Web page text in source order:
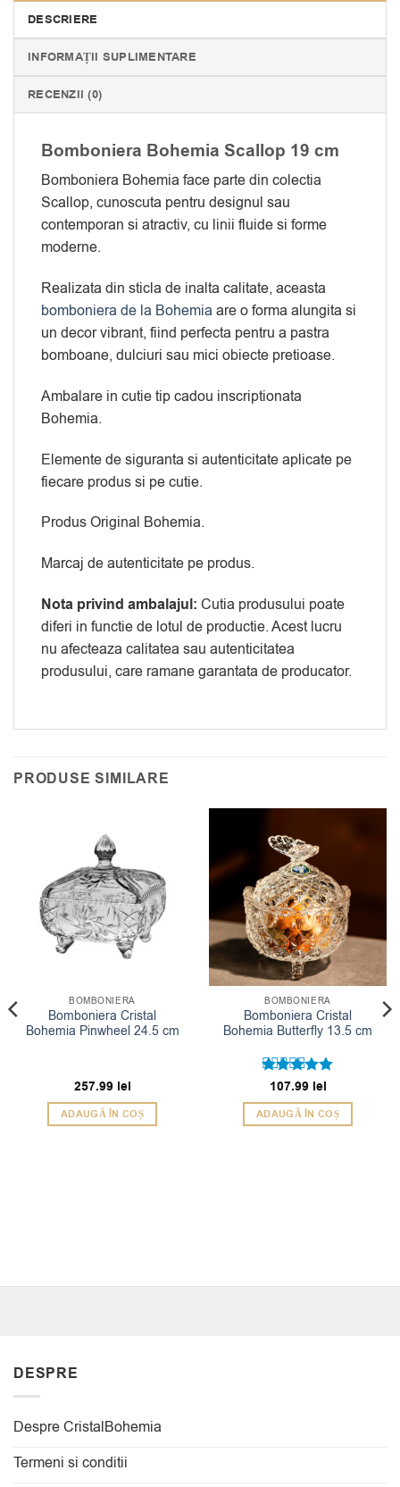
DESCRIERE
INFORMAȚII SUPLIMENTARE
RECENZII (0)
Bomboniera Bohemia Scallop 19 cm
Bomboniera Bohemia face parte din colectia
Scallop, cunoscuta pentru designul sau
contemporan si atractiv, cu linii fluide si forme
moderne.
Realizata din sticla de inalta calitate, aceasta
bomboniera de la Bohemia are o forma alungita si
un decor vibrant, fiind perfecta pentru a pastra
bomboane, dulciuri sau mici obiecte pretioase.
Ambalare in cutie tip cadou inscriptionata
Bohemia.
Elemente de siguranta si autenticitate aplicate pe
fiecare produs si pe cutie.
Produs Original Bohemia.
Marcaj de autenticitate pe produs.
Nota privind ambalajul: Cutia produsului poate
diferi in functie de lotul de productie. Acest lucru
nu afecteaza calitatea sau autenticitatea
produsului, care ramane garantata de producator.
PRODUSE SIMILARE
BOMBONIERA
Bomboniera Cristal
Bohemia Pinwheel 24.5 cm
257.99 lei
ADAUGĂ ÎN COȘ
BOMBONIERA
Bomboniera Cristal
Bohemia Butterfly 13.5 cm
Evaluat la
5din 5
107.99 lei
ADAUGĂ ÎN COȘ
DESPRE
Despre CristalBohemia
Termeni si conditii